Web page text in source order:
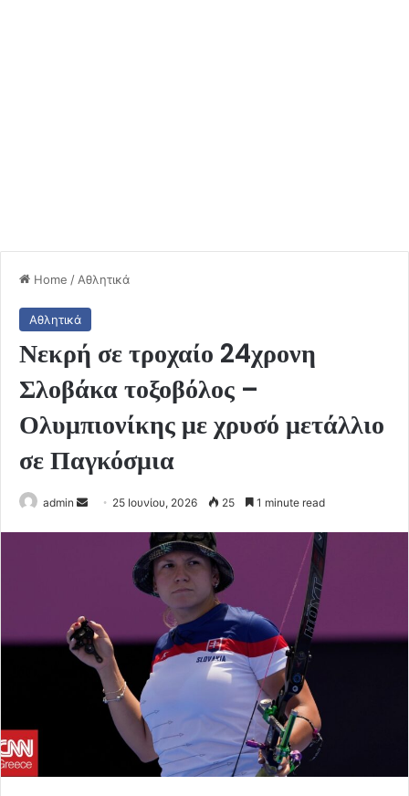
Home / Αθλητικά
Αθλητικά
Νεκρή σε τροχαίο 24χρονη
Σλοβάκα τοξοβόλος –
Ολυμπιονίκης με χρυσό μετάλλιο
σε Παγκόσμια
admin
Send 25 Ιουνίου, 2026 25 1 minute read